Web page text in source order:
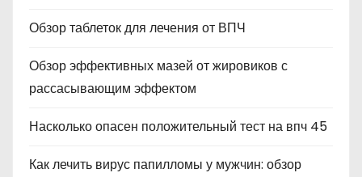
Обзор таблеток для лечения от ВПЧ
Обзор эффективных мазей от жировиков с
рассасывающим эффектом
Насколько опасен положительный тест на впч 45
Как лечить вирус папилломы у мужчин: обзор